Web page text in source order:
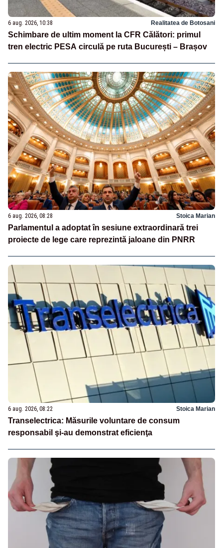
6 aug. 2026, 10:38 Realitatea de Botosani
Schimbare de ultim moment la CFR Călători: primul
tren electric PESA circulă pe ruta București – Brașov
6 aug. 2026, 08:28 Stoica Marian
Parlamentul a adoptat în sesiune extraordinară trei
proiecte de lege care reprezintă jaloane din PNRR
6 aug. 2026, 08:22 Stoica Marian
Transelectrica: Măsurile voluntare de consum
responsabil şi-au demonstrat eficienţa